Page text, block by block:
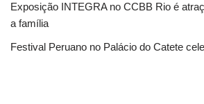
Exposição INTEGRA no CCBB Rio é
a família
Festival Peruano no Palácio do Catete